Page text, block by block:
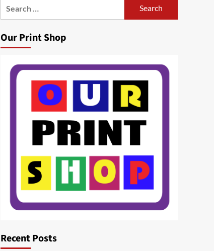
Our Print Shop
Recent Posts